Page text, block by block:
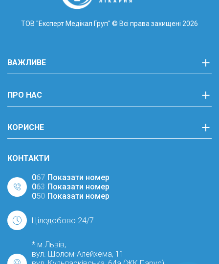
ТОВ "Експерт Медікал Груп" © Всі права захищені 2026
ВАЖЛИВЕ
ПРО НАС
КОРИСНЕ
КОНТАКТИ
067 Показати номер
063 Показати номер
050 Показати номер
Цілодобово 24/7
* м.Львів,
вул. Шолом-Алейхема, 11